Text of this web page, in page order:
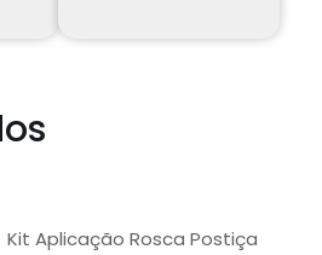
Kit Aplicação Rosca Postiça